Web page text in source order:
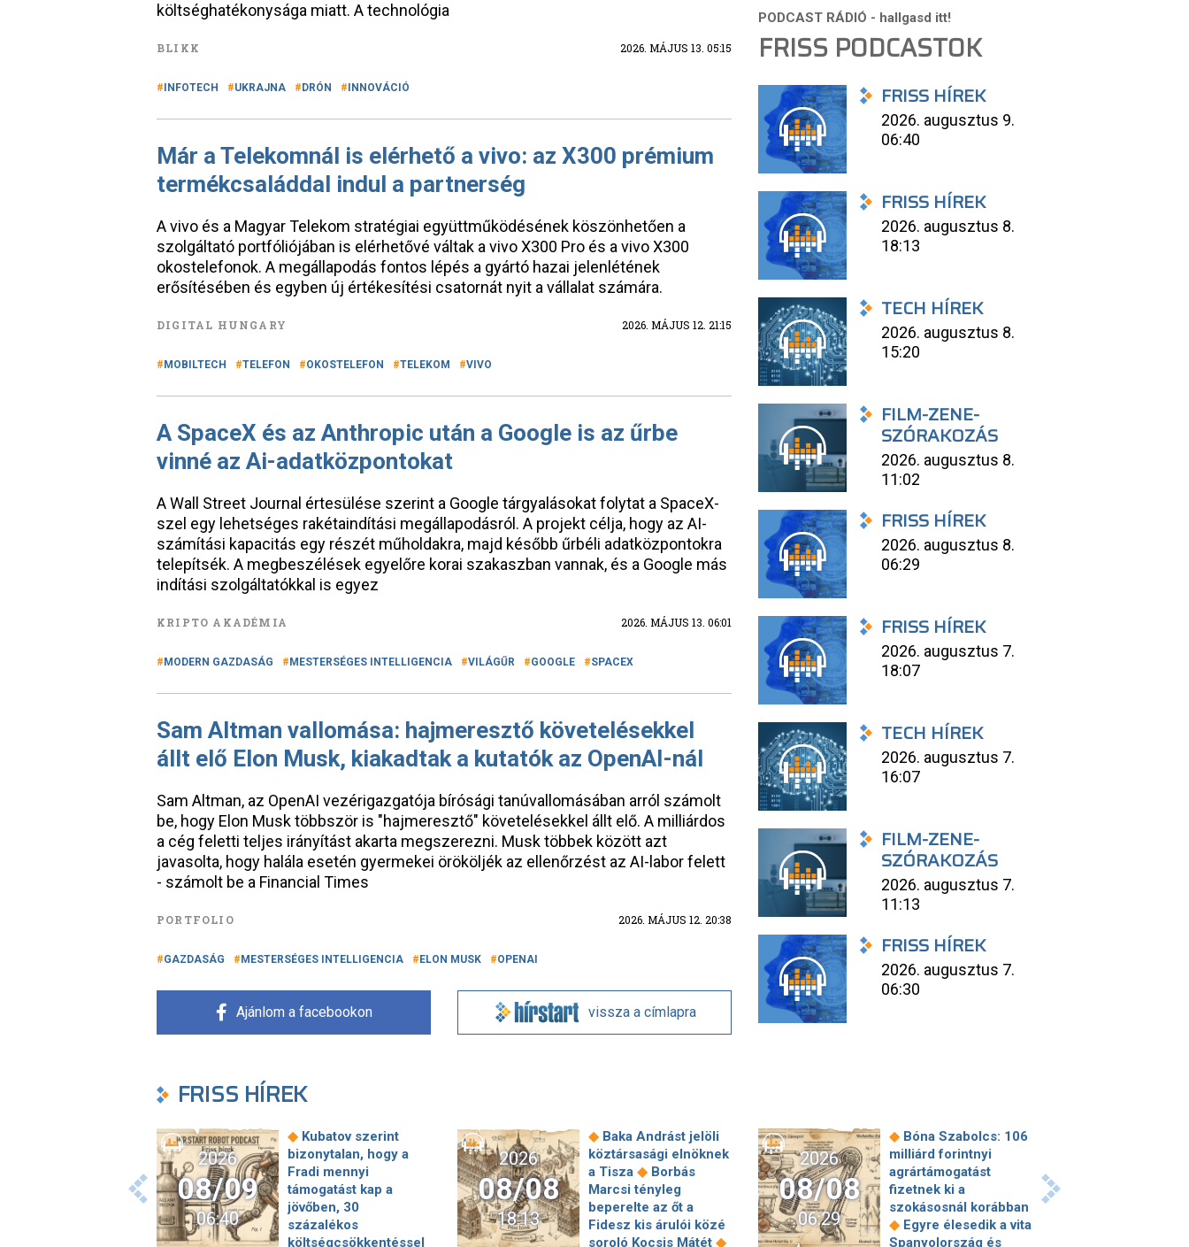
költséghatékonysága miatt. A technológia
BLIKK 2026. MÁJUS 13. 05:15
INFOTECH UKRAJNA DRÓN INNOVÁCIÓ
Már a Telekomnál is elérhető a vivo: az X300 prémium
termékcsaláddal indul a partnerség
A vivo és a Magyar Telekom stratégiai együttműködésének köszönhetően a
szolgáltató portfóliójában is elérhetővé váltak a vivo X300 Pro és a vivo X300
okostelefonok. A megállapodás fontos lépés a gyártó hazai jelenlétének
erősítésében és egyben új értékesítési csatornát nyit a vállalat számára.
DIGITAL HUNGARY 2026. MÁJUS 12. 21:15
MOBILTECH TELEFON OKOSTELEFON TELEKOM VIVO
A SpaceX és az Anthropic után a Google is az űrbe
vinné az Ai-adatközpontokat
A Wall Street Journal értesülése szerint a Google tárgyalásokat folytat a SpaceX-
szel egy lehetséges rakétaindítási megállapodásról. A projekt célja, hogy az AI-
számítási kapacitás egy részét műholdakra, majd később űrbéli adatközpontokra
telepítsék. A megbeszélések egyelőre korai szakaszban vannak, és a Google más
indítási szolgáltatókkal is egyez
KRIPTO AKADÉMIA 2026. MÁJUS 13. 06:01
MODERN GAZDASÁG MESTERSÉGES INTELLIGENCIA VILÁGŰR GOOGLE SPACEX
Sam Altman vallomása: hajmeresztő követelésekkel
állt elő Elon Musk, kiakadtak a kutatók az OpenAI-nál
Sam Altman, az OpenAI vezérigazgatója bírósági tanúvallomásában arról számolt
be, hogy Elon Musk többször is "hajmeresztő" követelésekkel állt elő. A milliárdos
a cég feletti teljes irányítást akarta megszerezni. Musk többek között azt
javasolta, hogy halála esetén gyermekei örököljék az ellenőrzést az AI-labor felett
- számolt be a Financial Times
PORTFOLIO 2026. MÁJUS 12. 20:38
GAZDASÁG MESTERSÉGES INTELLIGENCIA ELON MUSK OPENAI
Ajánlom a facebookon vissza a címlapra
FRISS PODCASTOK
FRISS HÍREK
2026. augusztus 9.
06:40
FRISS HÍREK
2026. augusztus 8.
18:13
TECH HÍREK
2026. augusztus 8.
15:20
FILM-ZENE-
SZÓRAKOZÁS
2026. augusztus 8.
11:02
FRISS HÍREK
2026. augusztus 8.
06:29
FRISS HÍREK
2026. augusztus 7.
18:07
TECH HÍREK
2026. augusztus 7.
16:07
FILM-ZENE-
SZÓRAKOZÁS
2026. augusztus 7.
11:13
FRISS HÍREK
2026. augusztus 7.
06:30
FRISS HÍREK
2026
08/09
06:40
◆ Kubatov szerint
bizonytalan, hogy a
Fradi mennyi
támogatást kap a
jövőben, 30
százalékos
költségcsökkentéssel
2026
08/08
18:13
◆ Baka Andrást jelöli
köztársasági elnöknek
a Tisza ◆ Borbás
Marcsi tényleg
beperelte az őt a
Fidesz kis árulói közé
soroló Kocsis Mátét ◆
2026
08/08
06:29
◆ Bóna Szabolcs: 106
milliárd forintnyi
agrártámogatást
fizetnek ki a
szokásosnál korábban
◆ Egyre élesedik a vita
Spanyolország és